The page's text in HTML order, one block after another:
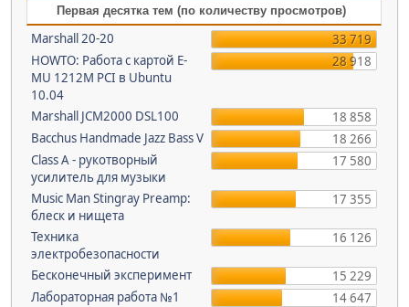
Первая десятка тем (по количеству просмотров)
Marshall 20-20
33 719
HOWTO: Работа с картой E-
MU 1212M PCI в Ubuntu
10.04
28 918
Marshall JCM2000 DSL100
18 858
Bacchus Handmade Jazz Bass V
18 266
Class A - рукотворный
усилитель для музыки
17 580
Music Man Stingray Preamp:
блеск и нищета
17 355
Техника
электробезопасности
16 126
Бесконечный эксперимент
15 229
Лабораторная работа №1
14 647